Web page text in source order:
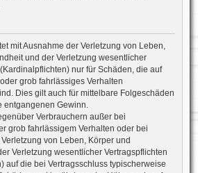
mit Ausnahme der Verletzung von Leben,
und der Verletzung wesentlicher
nur für Schäden, die auf
grob fahrlässiges Verhalten
Dies gilt auch für mittelbare Folgeschäden
entgangenen Gewinn.
Verbrauchern außer bei
grob fahrlässigem Verhalten oder bei
von Leben, Körper und
Verletzung wesentlicher Vertragspflichten
auf die bei Vertragsschluss typischerweise